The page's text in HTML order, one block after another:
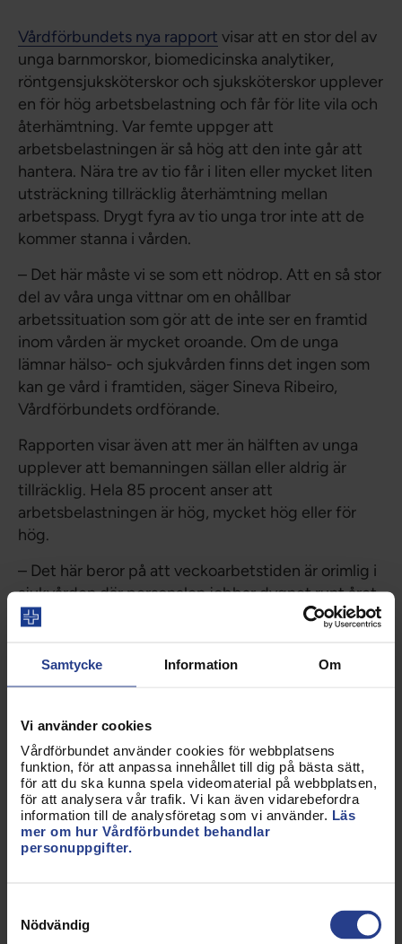
Samtycke Information Om
Vi använder cookies
Vårdförbundet använder cookies för webbplatsens
funktion, för att anpassa innehållet till dig på bästa sätt,
för att du ska kunna spela videomaterial på webbplatsen,
för att analysera vår trafik. Vi kan även vidarebefordra
information till de analysföretag som vi använder. Läs
mer om hur Vårdförbundet behandlar
personuppgifter.
Nödvändig
Vårdförbundets nya rapport visar att en stor del av
unga barnmorskor, biomedicinska analytiker,
röntgensjuksköterskor och sjuksköterskor upplever
en för hög arbetsbelastning och får för lite vila och
återhämtning. Var femte uppger att
arbetsbelastningen är så hög att den inte går att
hantera. Nära tre av tio får i liten eller mycket liten
utsträckning tillräcklig återhämtning mellan
arbetspass. Drygt fyra av tio unga tror inte att de
kommer stanna i vården.
– Det här måste vi se som ett nödrop. Att en så stor
del av våra unga vittnar om en ohållbar
arbetssituation som gör att de inte ser en framtid
inom vården är mycket oroande. Om de unga
lämnar hälso- och sjukvården finns det ingen som
kan ge vård i framtiden, säger Sineva Ribeiro,
Vårdförbundets ordförande.
Rapporten visar även att mer än hälften av unga
upplever att bemanningen sällan eller aldrig är
tillräcklig. Hela 85 procent anser att
arbetsbelastningen är hög, mycket hög eller för
hög.
– Det här beror på att veckoarbetstiden är orimlig i
sjukvården där personalen jobbar dygnet runt året
om nära patienterna. Det är inte ovanligt att en
enda dag för att återhämtning och att städa, tvätta
handla och träffa familj och vänner. Den här
går ned i deltid, även de yngre. Vi behöver
arbetstidsförkortning så att fler orkar jobba heltid,
fortsätter Sineva Ribeiro.
Urval av siffror från rapporten
85 procent av de unga medlemmarna svarar att
Var femte av de unga, 21 procent, anser att